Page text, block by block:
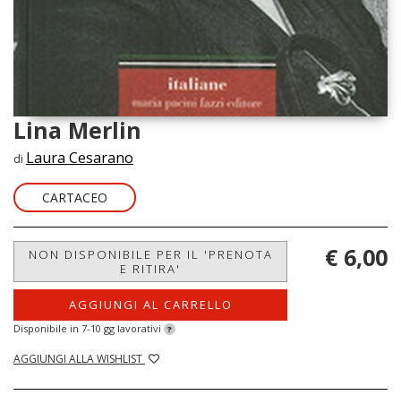
Lina Merlin
di Laura Cesarano
CARTACEO
NON DISPONIBILE PER IL 'PRENOTA
E RITIRA'
AGGIUNGI AL CARRELLO
Disponibile in 7-10 gg lavorativi ?
AGGIUNGI ALLA WISHLIST
€ 6,00